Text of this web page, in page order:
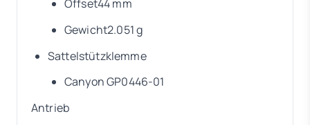
Offset44 mm
Gewicht2.051 g
Sattelstützklemme
Canyon GP0446-01
Antrieb